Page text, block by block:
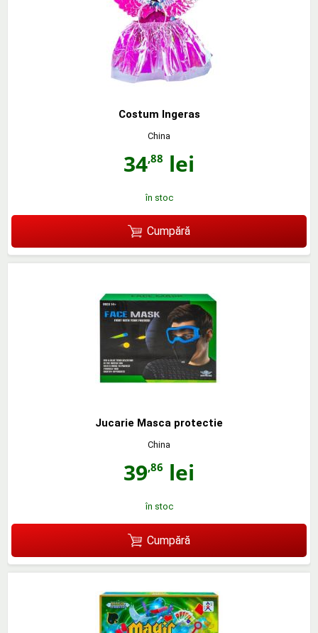
Costum Ingeras
China
34,88 lei
în stoc
Cumpără
Jucarie Masca protectie
China
39,86 lei
în stoc
Cumpără